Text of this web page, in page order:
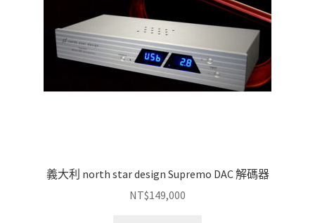
義大利 north star design Supremo DAC 解碼器
NT$149,000